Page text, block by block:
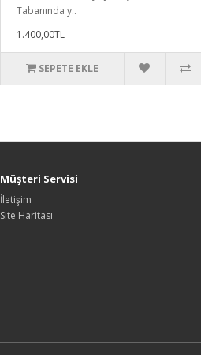
Tabanında y..
1.400,00TL
SEPETE EKLE
Müşteri Servisi
İletişim
Site Haritası